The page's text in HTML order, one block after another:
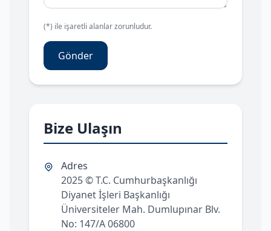
(*) ile işaretli alanlar zorunludur.
Gönder
Bize Ulaşın
Adres
2025 © T.C. Cumhurbaşkanlığı
Diyanet İşleri Başkanlığı
Üniversiteler Mah. Dumlupınar Blv.
No: 147/A 06800